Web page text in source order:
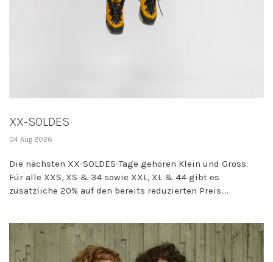
XX-SOLDES
04 Aug 2026
Die nächsten XX-SOLDES-Tage gehören Klein und Gross:
Für alle XXS, XS & 34 sowie XXL, XL & 44 gibt es
zusätzliche 20% auf den bereits reduzierten Preis....